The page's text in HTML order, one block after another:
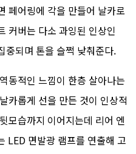
페어링에 각을 만들어 날카로
커버는 다소 과잉된 인상인
중되며 톤을 슬쩍 낮춰준다.
동적인 느낌이 한층 살아나는
카롭게 선을 만든 것이 인상적
모습까지 이어지는데 리어 엔
LED 면발광 램프를 연출해 고